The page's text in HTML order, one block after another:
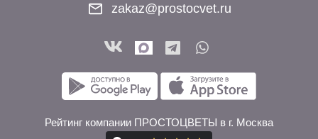
zakaz@prostocvet.ru
Рейтинг компании ПРОСТОЦВЕТЫ в г. Москва